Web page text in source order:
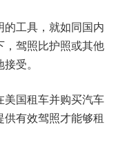
的工具，就如同国内
，驾照比护照或其他
受。
美国租车并购买汽车
有效驾照才能够租